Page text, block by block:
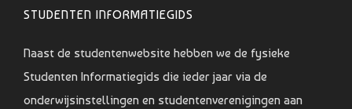
STUDENTEN INFORMATIEGIDS
Naast de studentenwebsite hebben we de fysieke
Studenten Informatiegids die ieder jaar via de
onderwijsinstellingen en studentenverenigingen aan